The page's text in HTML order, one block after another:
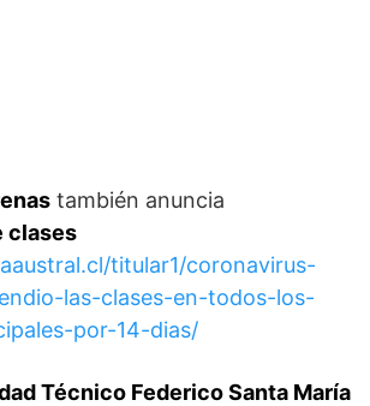
también anuncia
clases
titular1/coronavirus-
las-clases-en-todos-los-
por-14-dias/
Técnico Federico Santa María